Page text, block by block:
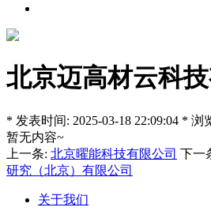
北京迈高材云科
* 发表时间: 2025-03-18 22:09:04 * 浏
暂无内容~
上一条: 北京曜能科技有限公司 下一
研究（北京）有限公司
关于我们